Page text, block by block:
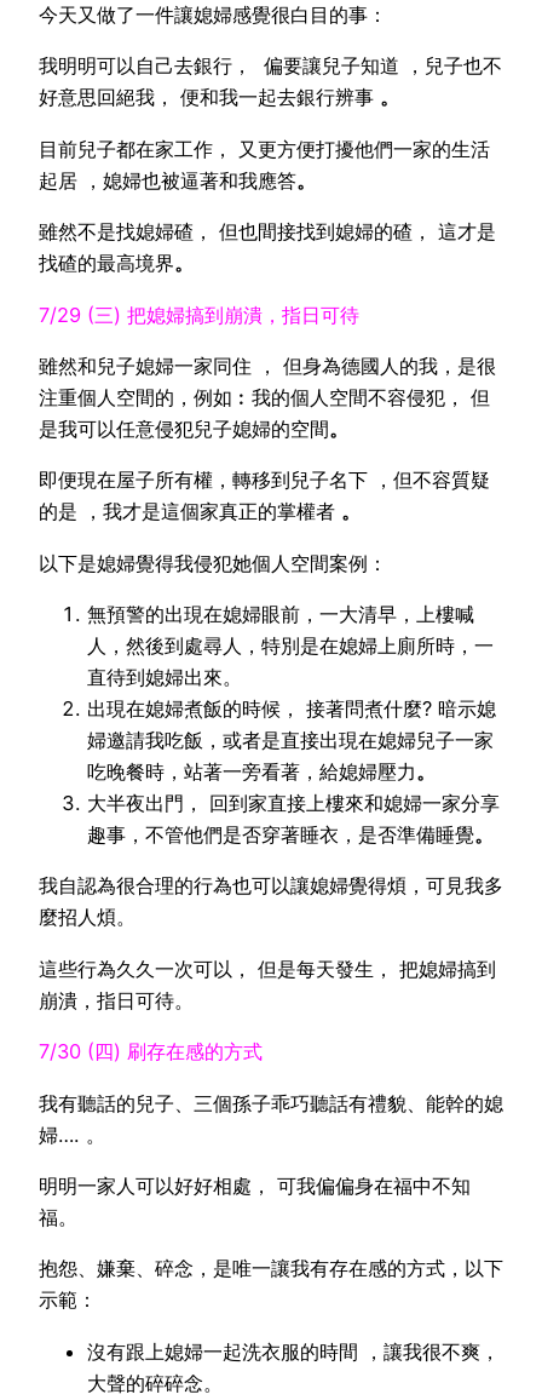
今天又做了一件讓媳婦感覺很白目的事：
我明明可以自己去銀行， 偏要讓兒子知道 ，兒子也不
好意思回絕我， 便和我一起去銀行辨事 。
目前兒子都在家工作， 又更方便打擾他們一家的生活
起居 ，媳婦也被逼著和我應答。
雖然不是找媳婦碴， 但也間接找到媳婦的碴， 這才是
找碴的最高境界。
7/29 (三) 把媳婦搞到崩潰，指日可待
雖然和兒子媳婦一家同住 ， 但身為德國人的我，是很
注重個人空間的，例如︰我的個人空間不容侵犯， 但
是我可以任意侵犯兒子媳婦的空間。
即便現在屋子所有權，轉移到兒子名下 ，但不容質疑
的是 ，我才是這個家真正的掌權者 。
以下是媳婦覺得我侵犯她個人空間案例：
無預警的出現在媳婦眼前，一大清早，上樓喊
人，然後到處尋人，特別是在媳婦上廁所時，一
直待到媳婦出來。
出現在媳婦煮飯的時候， 接著問煮什麼? 暗示媳
婦邀請我吃飯，或者是直接出現在媳婦兒子一家
吃晚餐時，站著一旁看著，給媳婦壓力。
大半夜出門， 回到家直接上樓來和媳婦一家分享
趣事，不管他們是否穿著睡衣，是否準備睡覺。
我自認為很合理的行為也可以讓媳婦覺得煩，可見我多
麼招人煩。
這些行為久久一次可以， 但是每天發生， 把媳婦搞到
崩潰，指日可待。
7/30 (四) 刷存在感的方式
我有聽話的兒子、三個孫子乖巧聽話有禮貌、能幹的媳
婦…. 。
明明一家人可以好好相處， 可我偏偏身在福中不知
福。
抱怨、嫌棄、碎念，是唯一讓我有存在感的方式，以下
示範：
沒有跟上媳婦一起洗衣服的時間 ，讓我很不爽 ，
大聲的碎碎念。